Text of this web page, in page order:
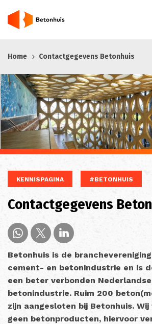
en
de
inhoud
gaan
Home Contactgegevens Betonhuis
KENNISPAGINA #BETONHUIS
Contactgegevens
Betonhuis is de
cement- en betonindustrie en is
een beter verbonden
betonindustrie. Ruim 200
zijn aangesloten bij Betonhuis. Wij
geen betonproducten, hiervoor